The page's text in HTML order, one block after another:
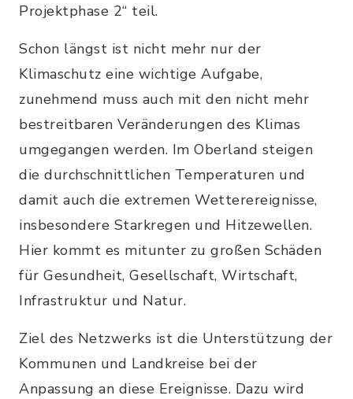
Projektphase 2“ teil.
Schon längst ist nicht mehr nur der
Klimaschutz eine wichtige Aufgabe,
zunehmend muss auch mit den nicht mehr
bestreitbaren Veränderungen des Klimas
umgegangen werden. Im Oberland steigen
die durchschnittlichen Temperaturen und
damit auch die extremen Wetterereignisse,
insbesondere Starkregen und Hitzewellen.
Hier kommt es mitunter zu großen Schäden
für Gesundheit, Gesellschaft, Wirtschaft,
Infrastruktur und Natur.
Ziel des Netzwerks ist die Unterstützung der
Kommunen und Landkreise bei der
Anpassung an diese Ereignisse. Dazu wird